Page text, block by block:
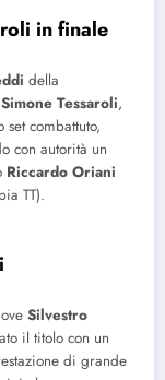
in finale
della
Simone Tessaroli,
combattuto,
con autorità un
Riccardo Oriani
TT).
Silvestro
il titolo con un
di grande